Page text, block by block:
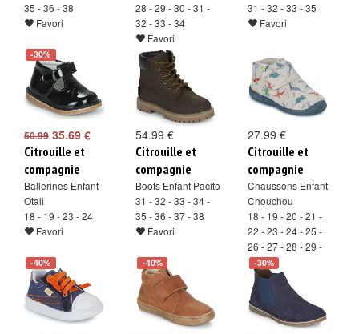
35 - 36 - 38
Favori
28 - 29 - 30 - 31 -
32 - 33 - 34
Favori
31 - 32 - 33 - 35
Favori
-30%
50.99 35.69 €
Citrouille et
compagnie
Ballerines Enfant
Otali
18 - 19 - 23 - 24
Favori
54.99 €
Citrouille et
compagnie
Boots Enfant Pacito
31 - 32 - 33 - 34 -
35 - 36 - 37 - 38
Favori
27.99 €
Citrouille et
compagnie
Chaussons Enfant
Chouchou
18 - 19 - 20 - 21 -
22 - 23 - 24 - 25 -
26 - 27 - 28 - 29 -
30
Favori
-40% -40% -30%